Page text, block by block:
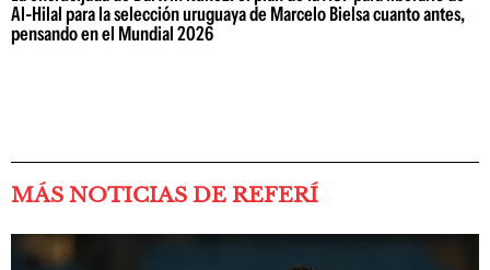
Al-Hilal para la selección uruguaya de Marcelo Bielsa cuanto antes,
pensando en el Mundial 2026
MÁS NOTICIAS DE REFERÍ